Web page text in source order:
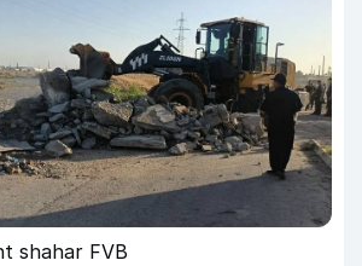
shahar FVB